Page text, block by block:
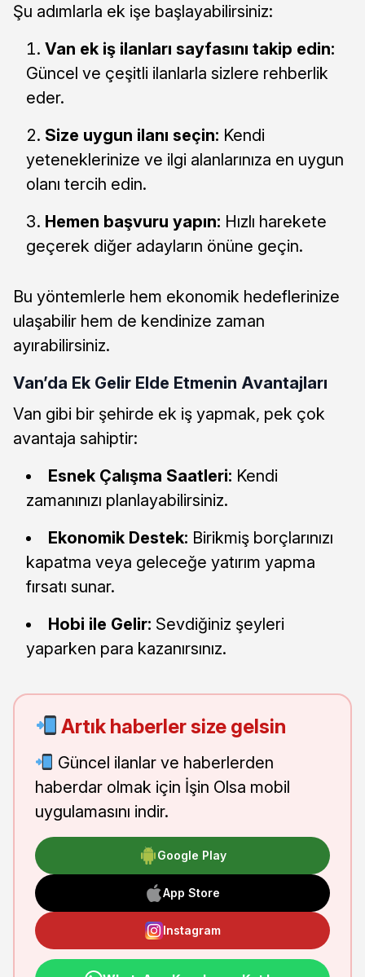
Şu adımlarla ek işe başlayabilirsiniz:
Van ek iş ilanları sayfasını takip edin:
Güncel ve çeşitli ilanlarla sizlere rehberlik
eder.
Size uygun ilanı seçin: Kendi
yeteneklerinize ve ilgi alanlarınıza en uygun
olanı tercih edin.
Hemen başvuru yapın: Hızlı harekete
geçerek diğer adayların önüne geçin.
Bu yöntemlerle hem ekonomik hedeflerinize
ulaşabilir hem de kendinize zaman
ayırabilirsiniz.
Van’da Ek Gelir Elde Etmenin Avantajları
Van gibi bir şehirde ek iş yapmak, pek çok
avantaja sahiptir:
Esnek Çalışma Saatleri: Kendi
zamanınızı planlayabilirsiniz.
Ekonomik Destek: Birikmiş borçlarınızı
kapatma veya geleceğe yatırım yapma
fırsatı sunar.
Hobi ile Gelir: Sevdiğiniz şeyleri
yaparken para kazanırsınız.
Artık haberler size gelsin
Güncel ilanlar ve haberlerden
haberdar olmak için İşin Olsa mobil
uygulamasını indir.
Google Play
App Store
Instagram